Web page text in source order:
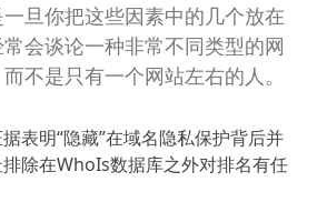
旦你把这些因素中的几个放在
会谈论一种非常不同类型的网
不是只有一个网站左右的人。
表明“隐藏”在域名隐私保护背后并
除在WhoIs数据库之外对排名有任